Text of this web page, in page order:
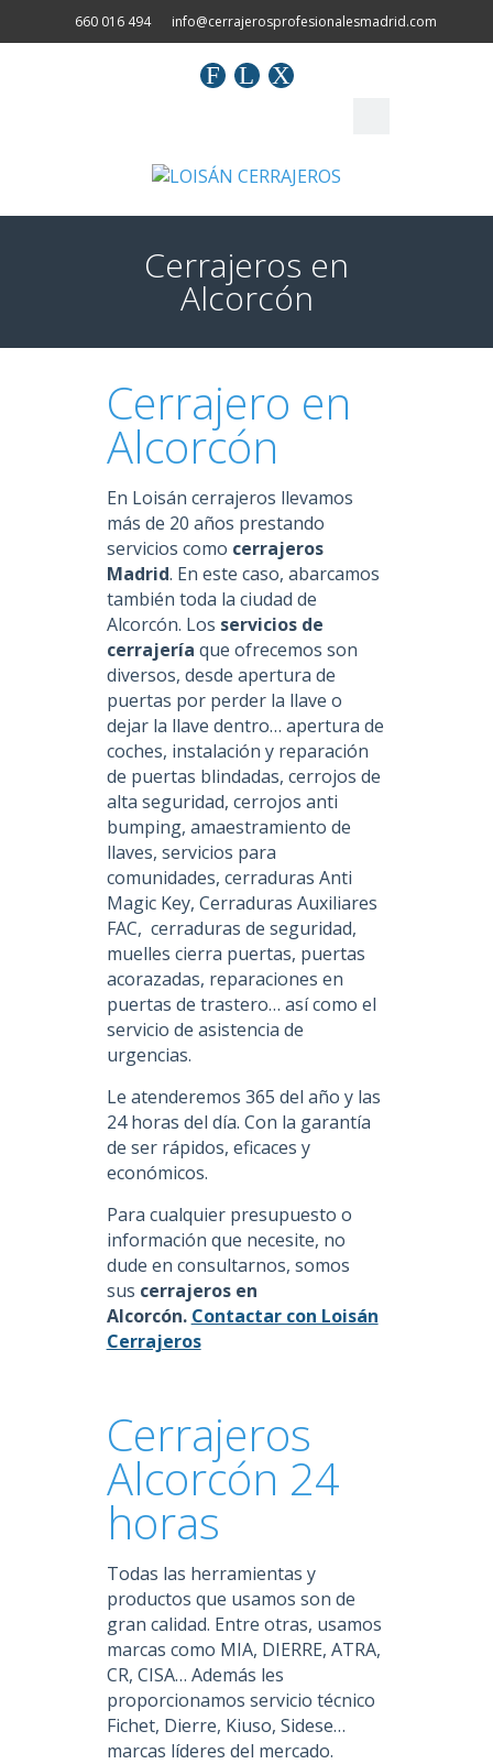
660 016 494 info@cerrajerosprofesionalesmadrid.com
F L X
Cerrajeros en
Alcorcón
Cerrajero en
Alcorcón
En Loisán cerrajeros llevamos
más de 20 años prestando
servicios como cerrajeros
Madrid. En este caso, abarcamos
también toda la ciudad de
Alcorcón. Los servicios de
cerrajería que ofrecemos son
diversos, desde apertura de
puertas por perder la llave o
dejar la llave dentro… apertura de
coches, instalación y reparación
de puertas blindadas, cerrojos de
alta seguridad, cerrojos anti
bumping, amaestramiento de
llaves, servicios para
comunidades, cerraduras Anti
Magic Key, Cerraduras Auxiliares
FAC, cerraduras de seguridad,
muelles cierra puertas, puertas
acorazadas, reparaciones en
puertas de trastero… así como el
servicio de asistencia de
urgencias.
Le atenderemos 365 del año y las
24 horas del día. Con la garantía
de ser rápidos, eficaces y
económicos.
Para cualquier presupuesto o
información que necesite, no
dude en consultarnos, somos
sus cerrajeros en
Alcorcón. Contactar con Loisán
Cerrajeros
Cerrajeros
Alcorcón 24
horas
Todas las herramientas y
productos que usamos son de
gran calidad. Entre otras, usamos
marcas como MIA, DIERRE, ATRA,
CR, CISA… Además les
proporcionamos servicio técnico
Fichet, Dierre, Kiuso, Sidese…
marcas líderes del mercado.